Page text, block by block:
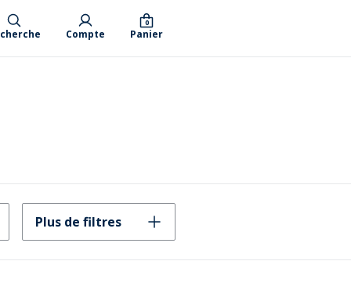
Compte Panier
0
Plus de filtres